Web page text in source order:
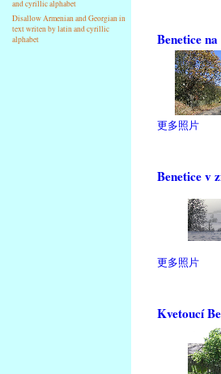
and cyrillic alphabet
Disallow Armenian and Georgian in
text writen by latin and cyrillic
alphabet
Benetice
更多照片
Benetice v
更多照片
Kvetoucí